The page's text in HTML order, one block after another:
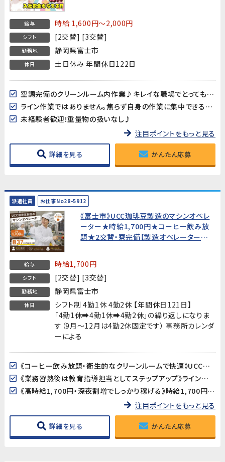
給与 時給 1,600円～2,000円
シフト [2交替] [3交替]
勤務地 静岡県富士市
休日 土日休み 年間休日122日
空調完備のクリーンルーム内作業♪キレイな職場でとっても快適♪
ライン作業ではありません。焦らず自身の作業に集中できる環境です。
未経験者歓迎!重量物の扱いなし♪
注目ポイントをもっと見る
詳細を見る かんたん応募
派遣社員 お仕事No28-5912
《富士市》UCC珈琲豆製造のマシンオペレ
ーター★時給1,700円★コーヒー飲み放
題★2交替・寮完備【製造オペレーター経
給与 時給1,700円
シフト [2交替] [3交替]
勤務地 静岡県富士市
休日
シフト制 4勤1休 4勤2休 【年間休日121日】
「4勤1休➡4勤1休➡4勤2休」の繰り返しになりま
す（9月～12月は4勤2休固定です） 事務所カレンダ
ーによる
《コーヒー飲み放題・衛生的なクリーンルームで快適》UCCの食品工場で、休憩時間にコーヒーが飲み放題！クリーンルーム（フル装備）・全体空調完備の清潔で快適な環境で働けます。
《業務習熟後は教育指導担当としてステップアップ》ライン作業を覚えた後は、当社スタッフや協力会社の作業者への教育・指導もお任せします。リーダー・指導者としてのキャリアを積みたい方に最適なポジションです。
《高時給1,700円・深夜割増でしっかり稼げる》時給1,700円に残業・深夜手当加算➡月収37万円以上可能!
注目ポイントをもっと見る
詳細を見る かんたん応募